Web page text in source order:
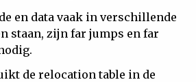
en data vaak in verschillende
staan, zijn far jumps en far
de relocation table in de